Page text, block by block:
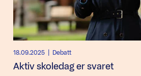
18.09.2025 | Debatt
Aktiv skoledag er svaret